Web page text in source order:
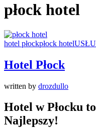
płock hotel
hotel płockpłock hotel
Hotel Płock
written by drozdullo
Hotel w Płocku
Najlepszy!